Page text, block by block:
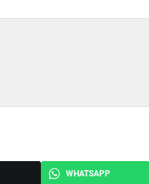
WHATSAPP